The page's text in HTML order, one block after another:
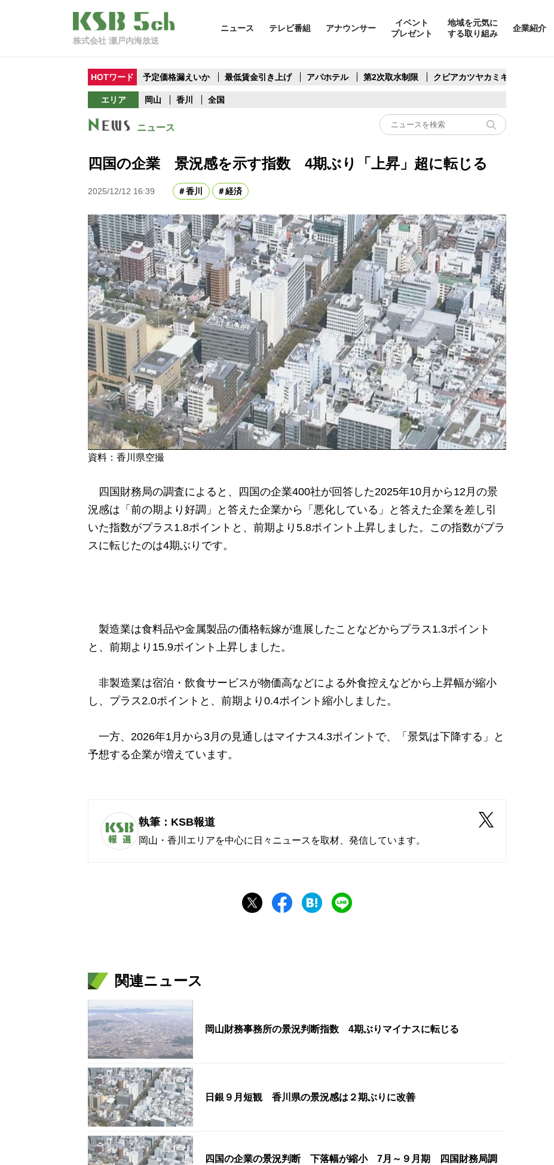
株式会社 瀬戸内海放送
ニュース テレビ番組 アナウンサー
イベント
プレゼント
地域を元気に
する取り組み
企業紹介
HOTワード 予定価格漏えいか 最低賃金引き上げ アパホテル 第2次取水制限 クビアカツヤカミキリ
エリア 岡山 香川 全国
ニュース
四国の企業 景況感を示す指数 4期ぶり「上昇」超に転じる
2025/12/12 16:39 香川 経済
資料：香川県空撮
四国財務局の調査によると、四国の企業400社が回答した2025年10月から12月の景
況感は「前の期より好調」と答えた企業から「悪化している」と答えた企業を差し引
いた指数がプラス1.8ポイントと、前期より5.8ポイント上昇しました。この指数がプラ
スに転じたのは4期ぶりです。
製造業は食料品や金属製品の価格転嫁が進展したことなどからプラス1.3ポイント
と、前期より15.9ポイント上昇しました。
非製造業は宿泊・飲食サービスが物価高などによる外食控えなどから上昇幅が縮小
し、プラス2.0ポイントと、前期より0.4ポイント縮小しました。
一方、2026年1月から3月の見通しはマイナス4.3ポイントで、「景気は下降する」と
予想する企業が増えています。
執筆：KSB報道
岡山・香川エリアを中心に日々ニュースを取材、発信しています。
関連ニュース
岡山財務事務所の景況判断指数 4期ぶりマイナスに転じる
日銀９月短観 香川県の景況感は２期ぶりに改善
四国の企業の景況判断 下落幅が縮小 7月～９月期 四国財務局調